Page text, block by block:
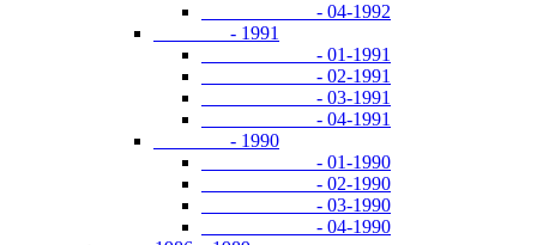
- 04-1992
- 1991
- 01-1991
- 02-1991
- 03-1991
- 04-1991
- 1990
- 01-1990
- 02-1990
- 03-1990
- 04-1990